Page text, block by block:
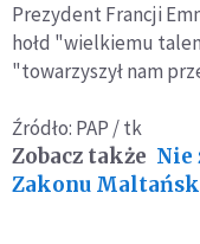
Prezydent Francji
hołd "wielkiemu
"towarzyszył nam
Źródło: PAP / tk
Zobacz także Nie
Zakonu